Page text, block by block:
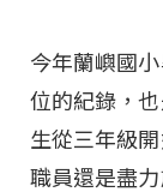
今年蘭嶼國
位的紀錄，
生從三年級
職員還是盡